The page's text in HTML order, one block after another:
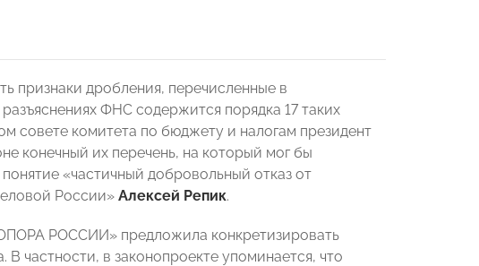
признаки дробления, перечисленные в
ФНС содержится порядка 17 таких
совете комитета по бюджету и налогам президент
конечный их перечень, на который мог бы
«частичный добровольный отказ от
России» Алексей Репик.
РОССИИ» предложила конкретизировать
частности, в законопроекте упоминается, что